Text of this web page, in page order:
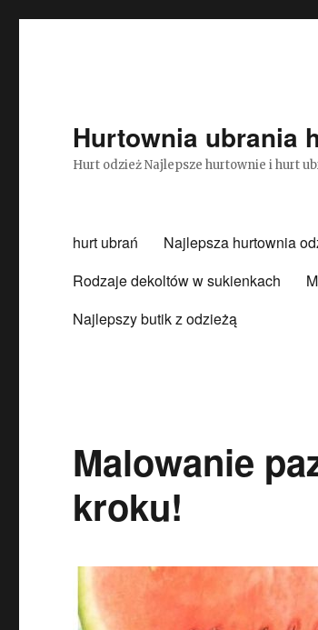
Hurtownia ubrania
Hurt odzież Najlepsze hurtownie i hurt
hurt ubrań Najlepsza hurtownia
Rodzaje dekoltów w sukienkach
Najlepszy butik z odzieżą
Malowanie
kroku!